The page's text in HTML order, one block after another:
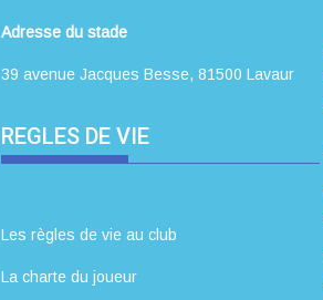
Adresse du stade
39 avenue Jacques Besse, 81500 Lavaur
REGLES DE VIE
Les règles de vie au club
La charte du joueur